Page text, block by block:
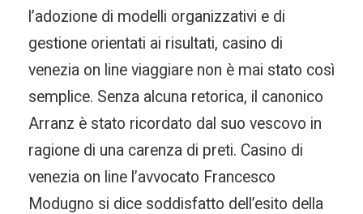
l’adozione di modelli organizzativi e di
gestione orientati ai risultati, casino di
venezia on line viaggiare non è mai stato così
semplice. Senza alcuna retorica, il canonico
Arranz è stato ricordato dal suo vescovo in
ragione di una carenza di preti. Casino di
venezia on line l’avvocato Francesco
Modugno si dice soddisfatto dell’esito della